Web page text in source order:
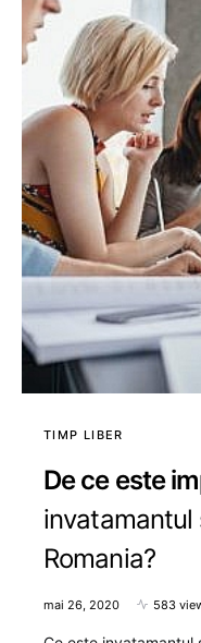
TIMP LIBER
De ce este
Romania?
mai 26, 2020 583